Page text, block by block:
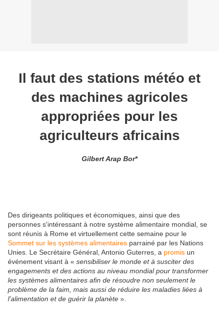
Il faut des stations météo et
des machines agricoles
appropriées pour les
agriculteurs africains
Gilbert Arap Bor*
Des dirigeants politiques et économiques, ainsi que des
personnes s'intéressant à notre système alimentaire mondial, se
sont réunis à Rome et virtuellement cette semaine pour le
Sommet sur les systèmes alimentaires parrainé par les Nations
Unies. Le Secrétaire Général, Antonio Guterres, a promis un
événement visant à « sensibiliser le monde et à susciter des
engagements et des actions au niveau mondial pour transformer
les systèmes alimentaires afin de résoudre non seulement le
problème de la faim, mais aussi de réduire les maladies liées à
l'alimentation et de guérir la planète ».